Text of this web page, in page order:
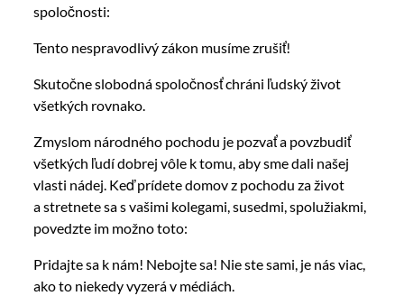
spoločnosti:
Tento nespravodlivý zákon musíme zrušiť!
Skutočne slobodná spoločnosť chráni ľudský život
všetkých rovnako.
Zmyslom národného pochodu je pozvať a povzbudiť
všetkých ľudí dobrej vôle k tomu, aby sme dali našej
vlasti nádej. Keď prídete domov z pochodu za život
a stretnete sa s vašimi kolegami, susedmi, spolužiakmi,
povedzte im možno toto:
Pridajte sa k nám! Nebojte sa! Nie ste sami, je nás viac,
ako to niekedy vyzerá v médiách.